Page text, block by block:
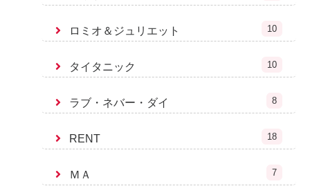
ロミオ＆ジュリエット 10
タイタニック 10
ラブ・ネバー・ダイ 8
RENT 18
ＭＡ 7